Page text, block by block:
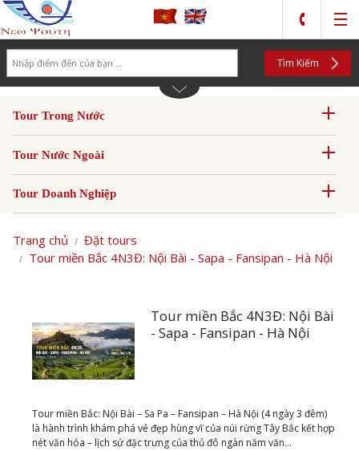
Tìm Kiếm
Tour Trong Nước
Tour Nước Ngoài
Tour Doanh Nghiệp
Trang chủ
Đặt tours
Tour miền Bắc 4N3Đ: Nội Bài - Sapa - Fansipan - Hà Nội
Tour miền Bắc 4N3Đ: Nội Bài
- Sapa - Fansipan - Hà Nội
Tour miền Bắc: Nội Bài – Sa Pa – Fansipan – Hà Nội (4 ngày 3 đêm)
là hành trình khám phá vẻ đẹp hùng vĩ của núi rừng Tây Bắc kết hợp
nét văn hóa – lịch sử đặc trưng của thủ đô ngàn năm văn...